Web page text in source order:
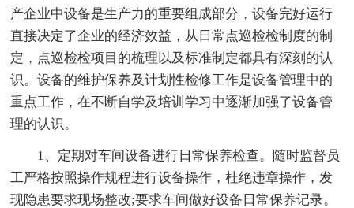
产企业中设备是生产力的重要组成部分，设备完好运行
直接决定了企业的经济效益，从日常点巡检检制度的制
定，点巡检检项目的梳理以及标准制定都具有深刻的认
识。设备的维护保养及计划性检修工作是设备管理中的
重点工作，在不断自学及培训学习中逐渐加强了设备管
理的认识。
1、定期对车间设备进行日常保养检查。随时监督员
工严格按照操作规程进行设备操作，杜绝违章操作，发
现隐患要求现场整改;要求车间做好设备日常保养记录。